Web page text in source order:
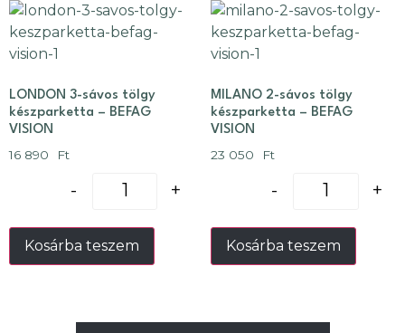
LONDON 3-sávos tölgy
készparketta – BEFAG
VISION
16 890 Ft
- +
Kosárba teszem
MILANO 2-sávos tölgy
készparketta – BEFAG
VISION
23 050 Ft
- +
Kosárba teszem